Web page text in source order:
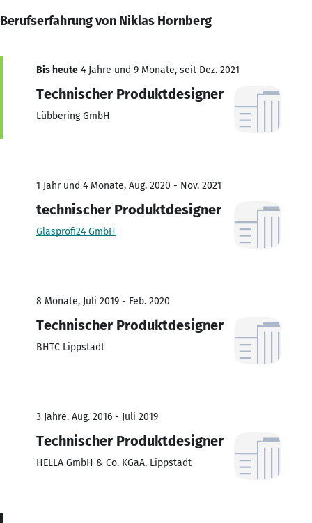
Berufserfahrung von Niklas Hornberg
Bis heute 4 Jahre und 9 Monate, seit Dez. 2021
Technischer Produktdesigner
Lübbering GmbH
1 Jahr und 4 Monate, Aug. 2020 - Nov. 2021
technischer Produktdesigner
Glasprofi24 GmbH
8 Monate, Juli 2019 - Feb. 2020
Technischer Produktdesigner
BHTC Lippstadt
3 Jahre, Aug. 2016 - Juli 2019
Technischer Produktdesigner
HELLA GmbH & Co. KGaA, Lippstadt